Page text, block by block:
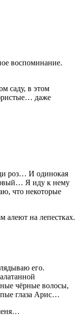
воспоминание.
саду, в этом
даже
роз… И одинокая
Я иду к нему
что некоторые
алеют на лепестках.
его.
чёрные волосы,
глаза Арис…